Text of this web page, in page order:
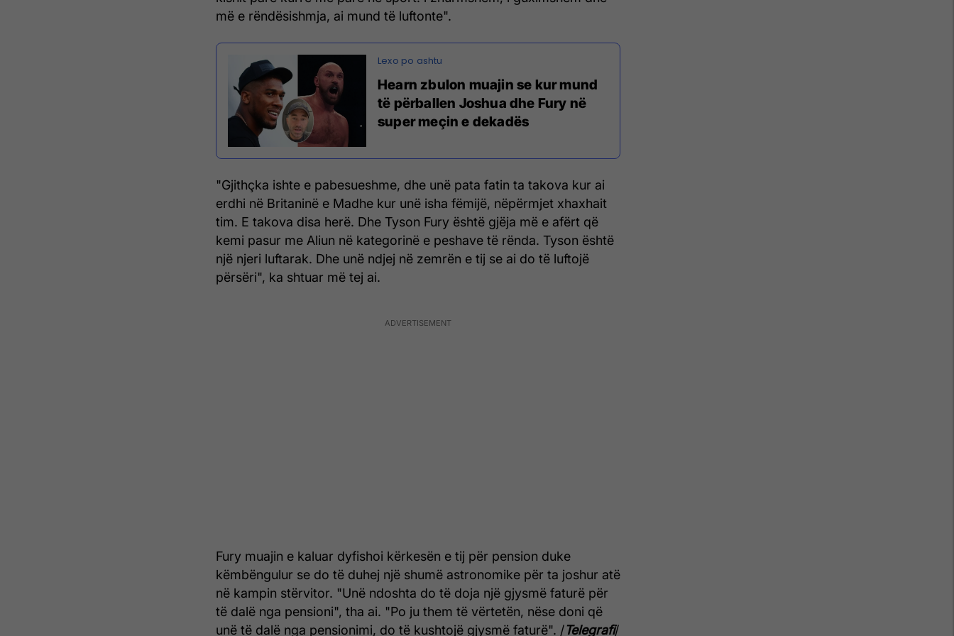
më e rëndësishmja, ai mund të luftonte".
Hearn zbulon muajin se kur mund
të përballen Joshua dhe Fury në
super meçin e dekadës
"Gjithçka ishte e pabesueshme, dhe unë pata fatin ta takova kur ai
erdhi në Britaninë e Madhe kur unë isha fëmijë, nëpërmjet xhaxhait
tim. E takova disa herë. Dhe Tyson Fury është gjëja më e afërt që
kemi pasur me Aliun në kategorinë e peshave të rënda. Tyson është
një njeri luftarak. Dhe unë ndjej në zemrën e tij se ai do të luftojë
përsëri", ka shtuar më tej ai.
Fury muajin e kaluar dyfishoi kërkesën e tij për pension duke
këmbëngulur se do të duhej një shumë astronomike për ta joshur atë
në kampin stërvitor. "Unë ndoshta do të doja një gjysmë faturë për
të dalë nga pensioni", tha ai. "Po ju them të vërtetën, nëse doni që
unë të dalë nga pensionimi, do të kushtojë gjysmë faturë". /Telegrafi/